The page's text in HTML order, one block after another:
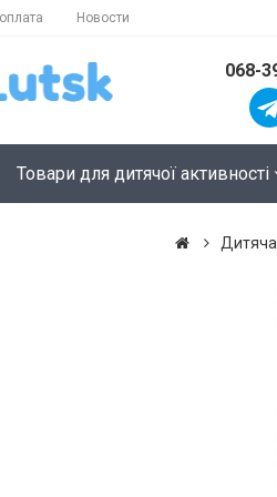
Новости
068-
Товари для дитячої активності
Дитяча